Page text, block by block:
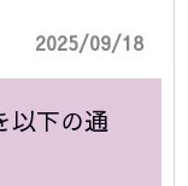
2025/09/18
以下の通